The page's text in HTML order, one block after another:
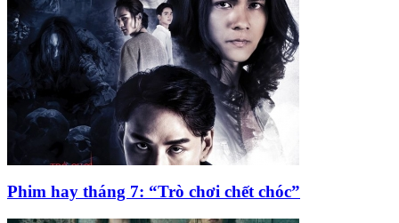
Phim hay tháng 7: “Trò chơi chết chóc”